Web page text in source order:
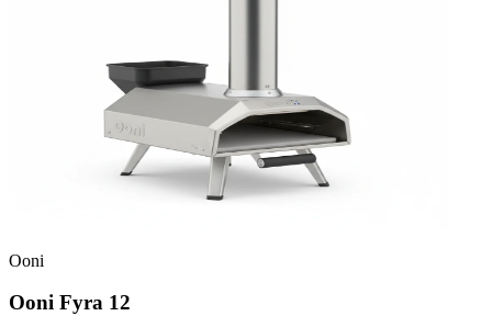
Ooni
Ooni Fyra 12